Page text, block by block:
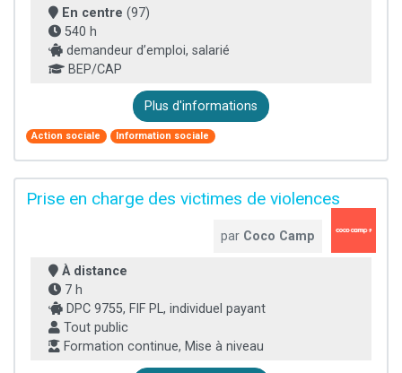
En centre (97)
540 h
demandeur d’emploi, salarié
BEP/CAP
Plus d'informations
Action sociale Information sociale
Prise en charge des victimes de violences
par Coco Camp
À distance
7 h
DPC 9755, FIF PL, individuel payant
Tout public
Formation continue, Mise à niveau